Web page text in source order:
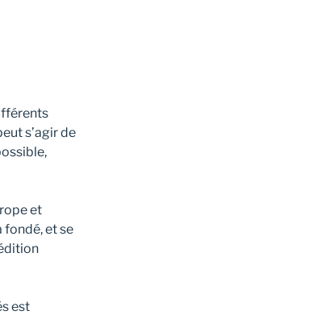
s’agir de
et
fondé, et se
est